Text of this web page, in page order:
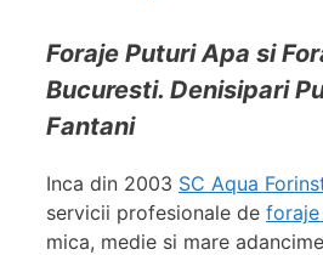
Foraje Puturi Apa si
Bucuresti. Denisipari
Fantani
Inca din 2003 SC Aqua
servicii profesionale de
mica, medie si mare